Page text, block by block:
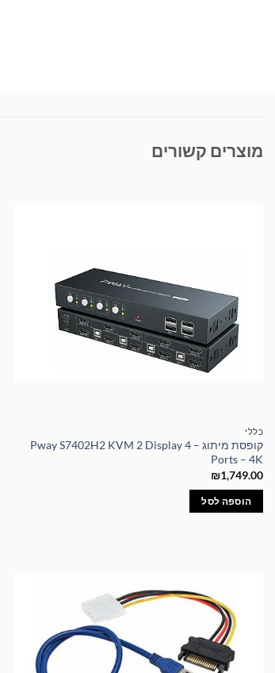
מוצרים קשורים
כללי
קופסת מיתוג – Pway S7402H2 KVM 2 Display 4
Ports – 4K
₪1,749.00
הוספה לסל